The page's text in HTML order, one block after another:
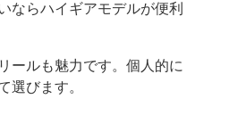
ならハイギアモデルが便利
ールも魅力です。個人的に
選びます。